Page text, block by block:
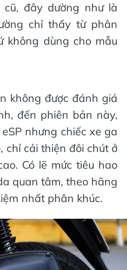
đây dường như là
chỉ thấy từ phân
không dùng cho mẫu
không được đánh giá
đến phiên bản này,
nhưng chiếc xe ga
chỉ cải thiện đôi chút ở
Có lẽ mức tiêu hao
quan tâm, theo hãng
nhất phân khúc.